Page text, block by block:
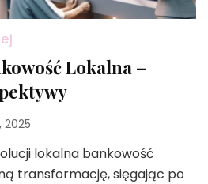
Lokalna –
2025
lokalna bankowość
transformację, sięgając po